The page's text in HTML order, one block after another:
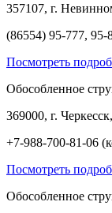
357107, г.
(86554) 95-777, 95-
Посмотреть
Обособленное
369000, г.
+7-988-700-81-06
Посмотреть
Обособленное